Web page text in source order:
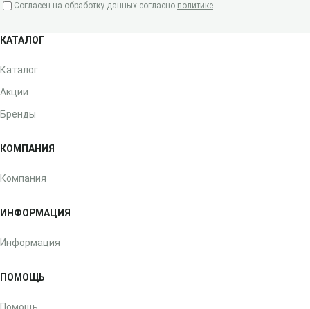
Согласен на обработку данных согласно политике
КАТАЛОГ
Каталог
Акции
Бренды
КОМПАНИЯ
Компания
ИНФОРМАЦИЯ
Информация
ПОМОЩЬ
Помощь